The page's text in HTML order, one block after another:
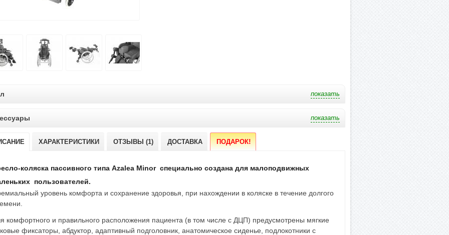
ХАРАКТЕРИСТИКИ ОТЗЫВЫ (1) ДОСТАВКА ПОДАРОК!
коляска пассивного типа Azalea Minor специально создана для малоподвижных
пользователей.
уровень комфорта и сохранение здоровья, при нахождении в коляске в течение долгого
комфортного и правильного расположения пациента (в том числе с ДЦП) предусмотрены мягкие
фиксаторы, абдуктор, адаптивный подголовник, анатомическое сиденье, подлокотники с